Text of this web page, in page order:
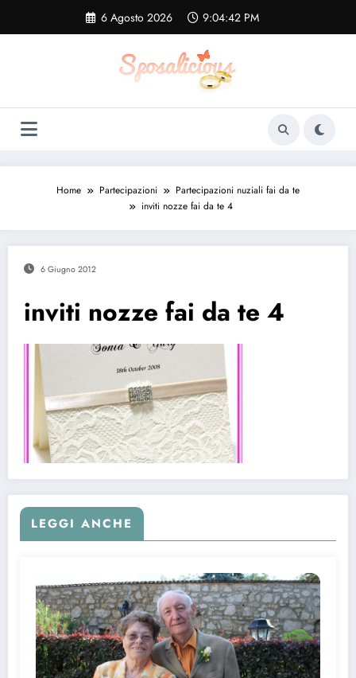
contenuto
6 Agosto 2026 9:04:43 PM
Home Partecipazioni
Partecipazioni nuziali fai da te
inviti nozze fai da te 4
6 Giugno 2012
inviti nozze fai da te 4
LEGGI ANCHE